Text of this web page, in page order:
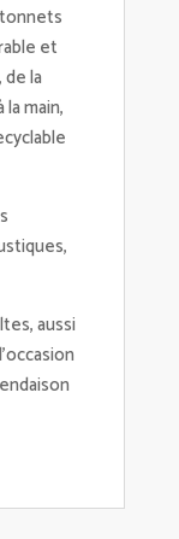
et
la
main,
aussi